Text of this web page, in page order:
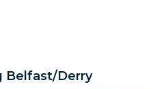
Belfast/Derry